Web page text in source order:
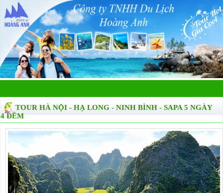
TOUR HÀ NỘI - HẠ LONG - NINH BÌNH - SAPA 5 NGÀY
4 ĐÊM